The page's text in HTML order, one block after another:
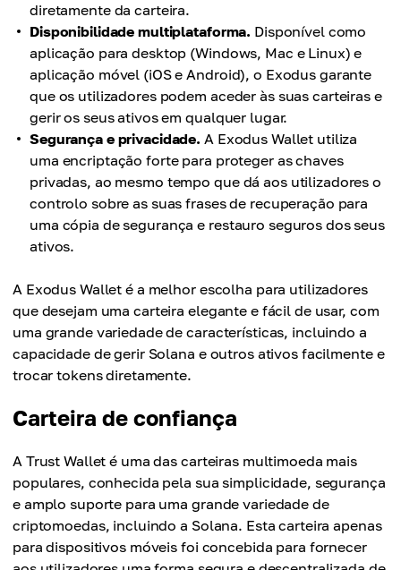
diretamente da carteira.
Disponibilidade multiplataforma. Disponível como
aplicação para desktop (Windows, Mac e Linux) e
aplicação móvel (iOS e Android), o Exodus garante
que os utilizadores podem aceder às suas carteiras e
gerir os seus ativos em qualquer lugar.
Segurança e privacidade. A Exodus Wallet utiliza
uma encriptação forte para proteger as chaves
privadas, ao mesmo tempo que dá aos utilizadores o
controlo sobre as suas frases de recuperação para
uma cópia de segurança e restauro seguros dos seus
ativos.
A Exodus Wallet é a melhor escolha para utilizadores
que desejam uma carteira elegante e fácil de usar, com
uma grande variedade de características, incluindo a
capacidade de gerir Solana e outros ativos facilmente e
trocar tokens diretamente.
Carteira de confiança
A Trust Wallet é uma das carteiras multimoeda mais
populares, conhecida pela sua simplicidade, segurança
e amplo suporte para uma grande variedade de
criptomoedas, incluindo a Solana. Esta carteira apenas
para dispositivos móveis foi concebida para fornecer